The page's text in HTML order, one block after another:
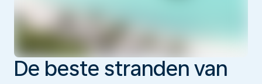
De beste stranden van